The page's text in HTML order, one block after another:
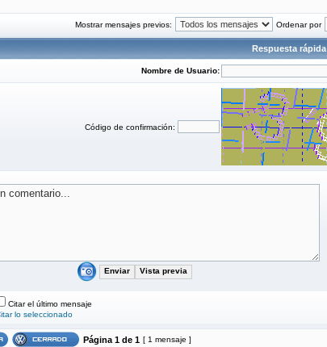
Mostrar mensajes previos: Ordenar por
Respuesta rápida
Nombre de Usuario:
Código de confirmación:
Citar el último mensaje
lo seleccionado
Página 1 de 1 [ 1 mensaje ]